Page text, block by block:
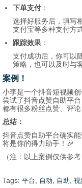
下单支付 ：
选择好服务后，填写
支付宝等多种支付方式
跟踪效果 ：
支付成功后，你可以
策略，也可以及时与
案例！
小李是一个抖音短视频
尝试了抖音点赞自助平
都有很多粉丝点赞、评论
总结：
抖音点赞自助平台确实
将是你的得力助手！🎉
（注：以上案例仅供参
Tags: 平台 自动 自助 视